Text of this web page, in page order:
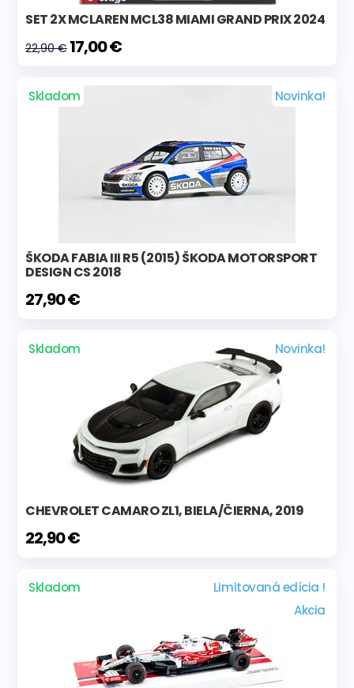
SET 2X MCLAREN MCL38 MIAMI GRAND PRIX 2024
22,90 € 17,00 €
Skladom Novinka!
ŠKODA FABIA III R5 (2015) ŠKODA MOTORSPORT
DESIGN CS 2018
27,90 €
Skladom Novinka!
CHEVROLET CAMARO ZL1, BIELA/ČIERNA, 2019
22,90 €
Skladom
Limitovaná edícia !
Akcia